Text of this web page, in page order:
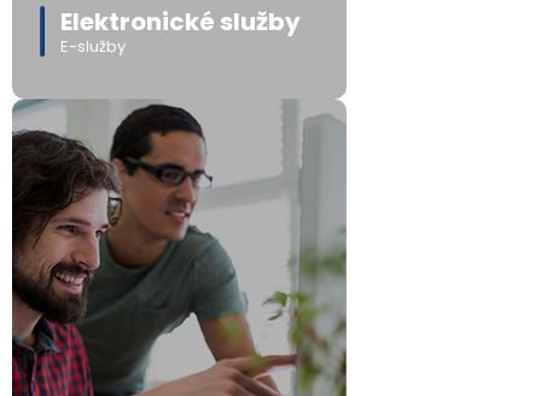
Elektronické služby
E-služby